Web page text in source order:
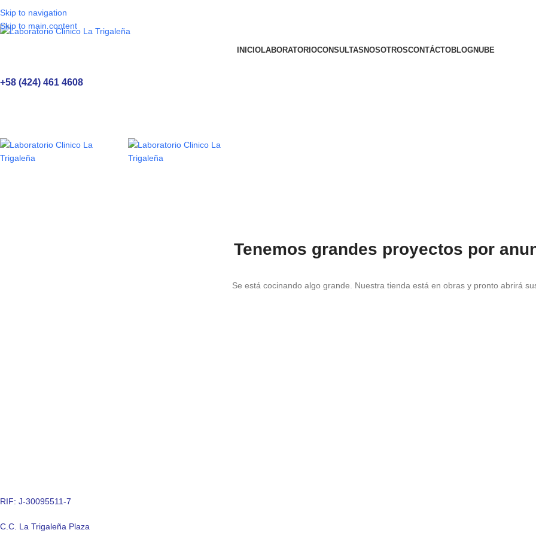
Skip to navigation
Skip to main content
INICIOLABORATORIOCONSULTAS NOSOTROSCONTÁCTOBLOGNUBE
+58 (424) 461 4608
Tenemos grandes proyectos por
Se está cocinando algo grande. Nuestra tienda está en obras y pronto abrirá
RIF: J-30095511-7
C.C. La Trigaleña Plaza